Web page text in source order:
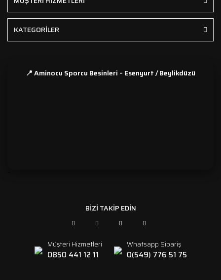
KATEGORİLER
📍 Aminocu Sporcu Besinleri – Esenyurt / Beylikdüzü
BİZİ TAKİP EDİN
Müşteri Hizmetleri
0850 441 12 11
Whatsapp Sipariş
0(549) 776 51 75